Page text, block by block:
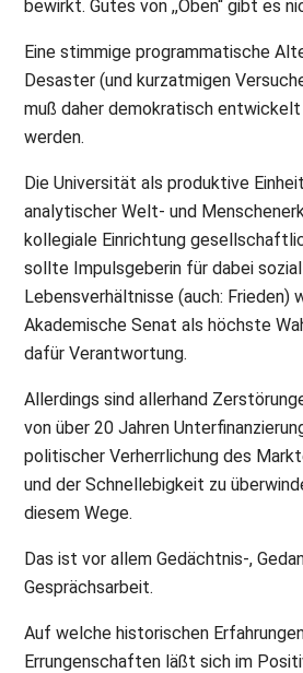
bewirkt. Gutes von ,,Oben“ gibt es
Eine stimmige programmatische
Desaster (und kurzatmigen
muß daher demokratisch
werden.
Die Universität als produktive
analytischer Welt- und
kollegiale Einrichtung
sollte Impulsgeberin für dabei
Lebensverhältnisse (auch: Frieden)
Akademische Senat als höchste
dafür Verantwortung.
Allerdings sind allerhand
von über 20 Jahren
politischer Verherrlichung des
und der Schnellebigkeit zu
diesem Wege.
Das ist vor allem Gedächtnis-,
Gesprächsarbeit.
Auf welche historischen
Errungenschaften läßt sich im